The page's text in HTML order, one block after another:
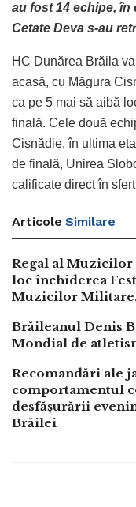
au fost 14 echipe, în
Cetate Deva s-au
HC Dunărea Brăila
acasă, cu Măgura
ca pe 5 mai să aibă
finală. Cele două
Cisnădie, în ultima
de finală, Unirea
calificate direct în
Articole Similare
Regal al Muzicilor
loc închiderea
Muzicilor Militare,
Brăileanul Denis
Mondial de
Recomandări ale
comportamentul
desfășurării
Brăilei